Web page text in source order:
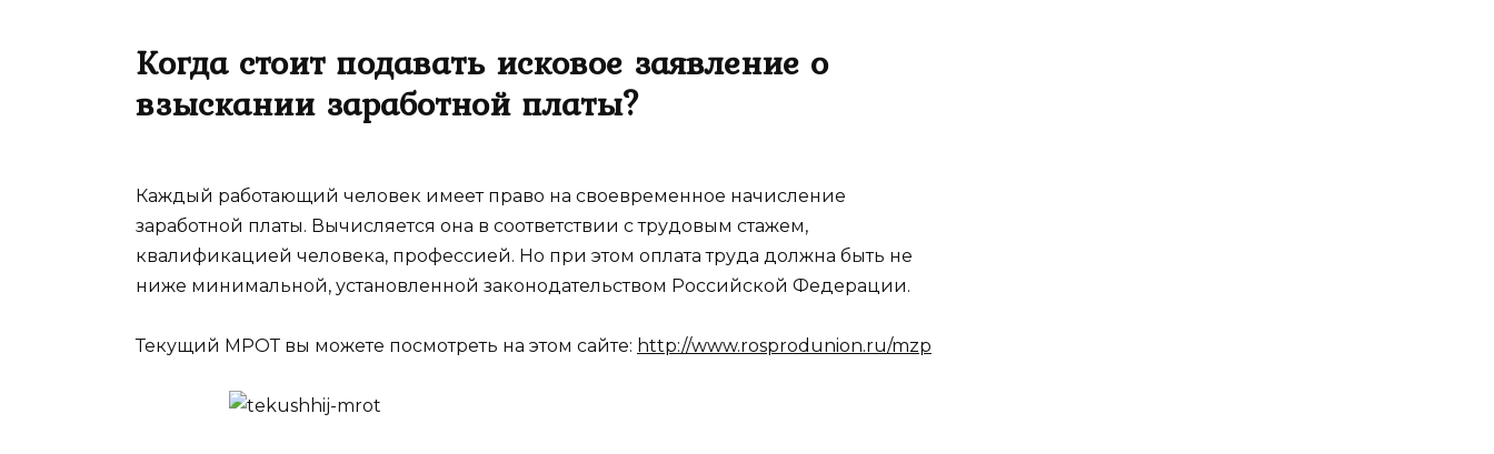
Когда стоит подавать исковое заявление о
взыскании заработной платы?
Каждый работающий человек имеет право на своевременное начисление
заработной платы. Вычисляется она в соответствии с трудовым стажем,
квалификацией человека, профессией. Но при этом оплата труда должна быть не
ниже минимальной, установленной законодательством Российской Федерации.
Текущий МРОТ вы можете посмотреть на этом сайте: http://www.rosprodunion.ru/mzp